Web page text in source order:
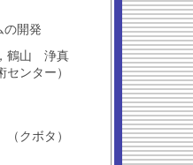
の開発
鶴山 浄真
センター）
（クボタ）